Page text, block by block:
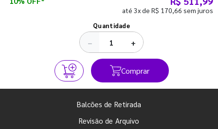
até 3x de R$ 170,66 sem juros
Quantidade
− +
Comprar
Balcões de Retirada
Revisão de Arquivo